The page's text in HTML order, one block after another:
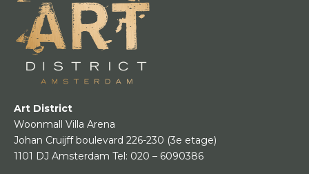
Art District
Woonmall Villa Arena
Johan Cruijff boulevard 226-230 (3e etage)
1101 DJ Amsterdam Tel: 020 – 6090386